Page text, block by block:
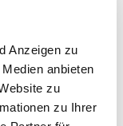
Anzeigen zu
anbieten
zu
zu Ihrer
und folgen
des Kuckuck
Auf einer Höhe
über die
ist der